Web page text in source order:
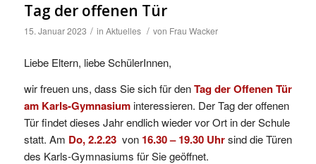
Tag der offenen Tür
15. Januar 2023 / in Aktuelles / von Frau Wacker
Liebe Eltern, liebe SchülerInnen,
wir freuen uns, dass Sie sich für denTag der Offenen Tür
am Karls-Gymnasiuminteressieren. Der Tag der offenen
Tür findet dieses Jahr endlich wieder vor Ort in der Schule
statt. Am Do, 2.2.23von 16.30 – 19.30 Uhrsind die Türen
des Karls-Gymnasiums für Sie geöffnet.